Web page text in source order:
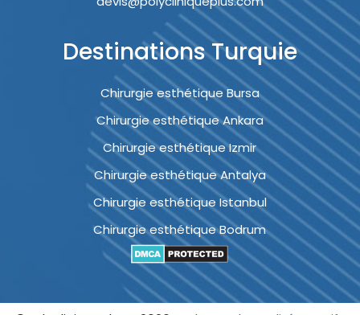
Destinations Turquie
Chirurgie esthétique Bursa
Chirurgie esthétique Ankara
Chirurgie esthétique Izmir
Chirurgie esthétique Antalya
Chirurgie esthétique Istanbul
Chirurgie esthétique Bodrum